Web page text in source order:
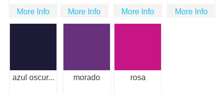
More Info More Info More Info More Info
azul oscur... morado rosa